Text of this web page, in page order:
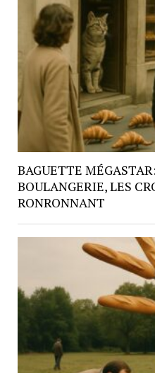
BAGUETTE
BOULANGERIE, LES
RONRONNANT